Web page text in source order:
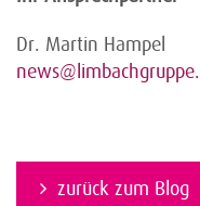
Dr. Martin Hampel
zurück zum Blog